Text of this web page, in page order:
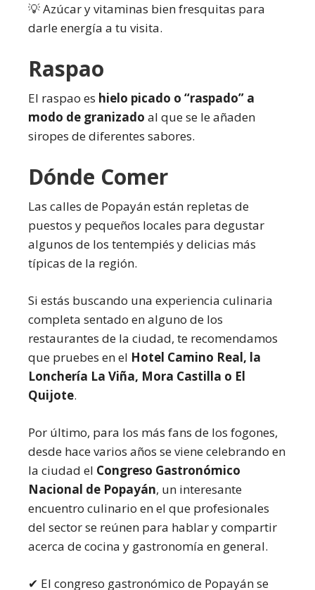
💡 Azúcar y vitaminas bien fresquitas para
darle energía a tu visita.
Raspao
El raspao es hielo picado o “raspado” a
modo de granizado al que se le añaden
siropes de diferentes sabores.
Dónde Comer
Las calles de Popayán están repletas de
puestos y pequeños locales para degustar
algunos de los tentempiés y delicias más
típicas de la región.
Si estás buscando una experiencia culinaria
completa sentado en alguno de los
restaurantes de la ciudad, te recomendamos
que pruebes en el Hotel Camino Real, la
Lonchería La Viña, Mora Castilla o El
Quijote.
Por último, para los más fans de los fogones,
desde hace varios años se viene celebrando en
la ciudad el Congreso Gastronómico
Nacional de Popayán, un interesante
encuentro culinario en el que profesionales
del sector se reúnen para hablar y compartir
acerca de cocina y gastronomía en general.
✔ El congreso gastronómico de Popayán se